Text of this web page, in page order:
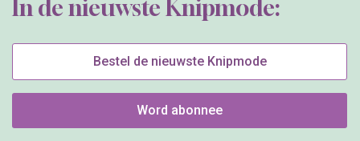
In de nieuwste Knipmode:
Bestel de nieuwste Knipmode
Word abonnee